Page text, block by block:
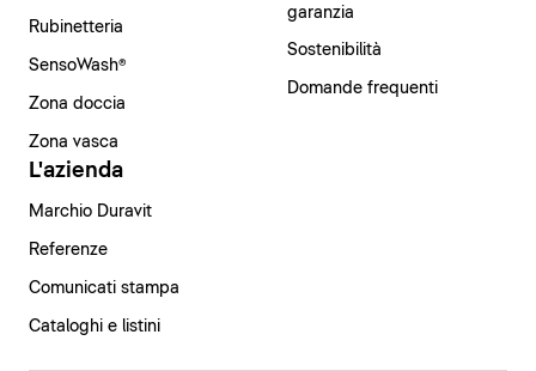
Rubinetteria
SensoWash®
Zona doccia
Zona vasca
garanzia
Sostenibilità
Domande frequenti
L'azienda
Marchio Duravit
Referenze
Comunicati stampa
Cataloghi e listini